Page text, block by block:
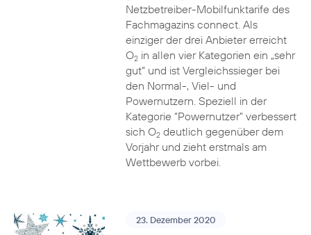
Netzbetreiber-Mobilfunktarife des
Fachmagazins connect. Als
einziger der drei Anbieter erreicht
O2in allen vier Kategorien ein „sehr
gut“ und ist Vergleichssieger bei
den Normal-, Viel- und
Powernutzern. Speziell in der
Kategorie “Powernutzer” verbessert
sich O2deutlich gegenüber dem
Vorjahr und zieht erstmals am
Wettbewerb vorbei.
23. Dezember 2020